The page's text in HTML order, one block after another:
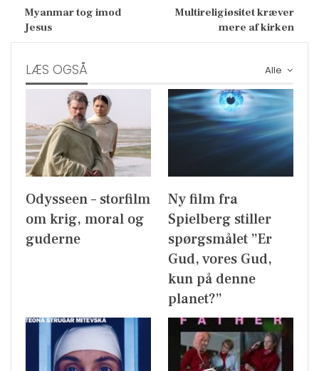
Myanmar tog imod
Jesus
Multireligiøsitet kræver
mere af kirken
Alle
LÆS OGSÅ
Odysseen – storfilm
om krig, moral og
guderne
Ny film fra
Spielberg stiller
spørgsmålet ”Er
Gud, vores Gud,
kun på denne
planet?”